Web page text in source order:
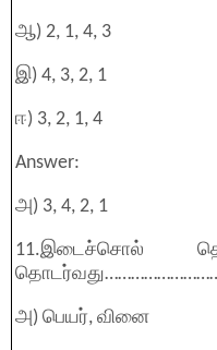
ஆ) 2, 1, 4, 3
இ) 4, 3, 2, 1
ஈ) 3, 2, 1, 4
Answer:
அ) 3, 4, 2, 1
11.இடைச்சொல்
அ) பெயர், வினை